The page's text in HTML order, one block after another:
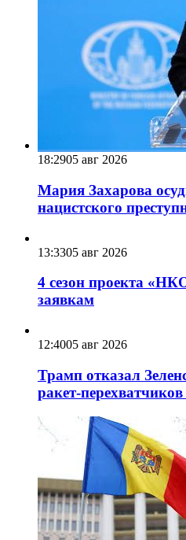
18:2905 авг 2026
Мария Захарова
нацистского
13:3305 авг 2026
4 сезон проекта
заявкам
12:4005 авг 2026
Трамп отказал
ракет-